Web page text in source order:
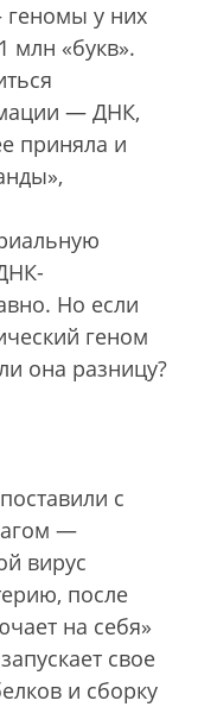
геномы у них
млн «букв».
— ДНК,
приняла и
Но если
геном
она разницу?
с
—
вирус
после
на себя»
свое
и сборку